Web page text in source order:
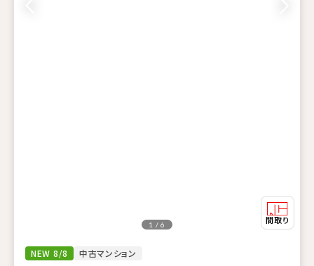
NEW 8/8 中古マンション
1 / 6